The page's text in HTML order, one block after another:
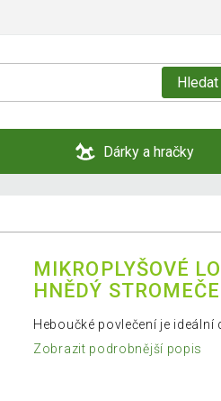
Hledat
Dárky a hračky
MIKROPLYŠOVÉ
HNĚDÝ
Heboučké povlečení je
Zobrazit podrobnější popis